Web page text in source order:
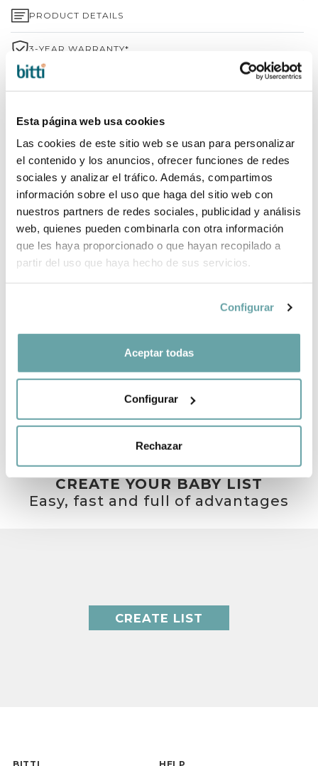
Esta página web usa cookies
Las cookies de este sitio web se usan para personalizar
el contenido y los anuncios, ofrecer funciones de redes
sociales y analizar el tráfico. Además, compartimos
información sobre el uso que haga del sitio web con
nuestros partners de redes sociales, publicidad y análisis
web, quienes pueden combinarla con otra información
que les haya proporcionado o que hayan recopilado a
partir del uso que haya hecho de sus servicios.
Configurar
Aceptar todas
Configurar
Rechazar
PRODUCT DETAILS
3-YEAR WARRANTY*
SHIPPING AND RETURNS
WHY CHOOSE BITTI?
BRAND INFORMATION
COMPLETE YOUR PURCHASE
SHARE
OTHER CUSTOMERS ALSO VIEWED
CREATE YOUR BABY LIST
Easy, fast and full of advantages
CREATE LIST